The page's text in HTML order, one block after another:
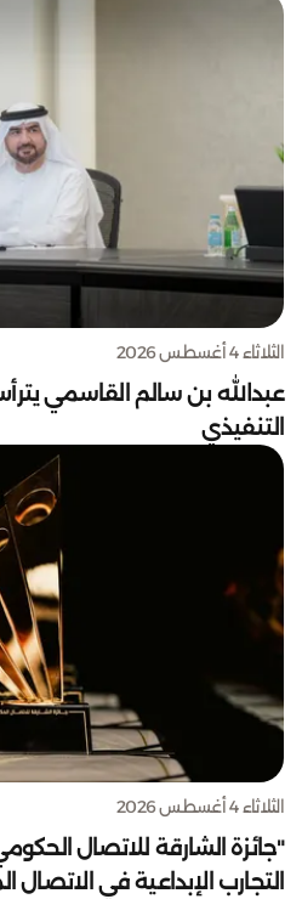
الثلاثاء 4 أغسطس 2026
عبدالله بن سالم القاسمي
التنفيذي
الثلاثاء 4 أغسطس 2026
"جائزة الشارقة للاتصال
التجارب الإبداعية في الاتصال